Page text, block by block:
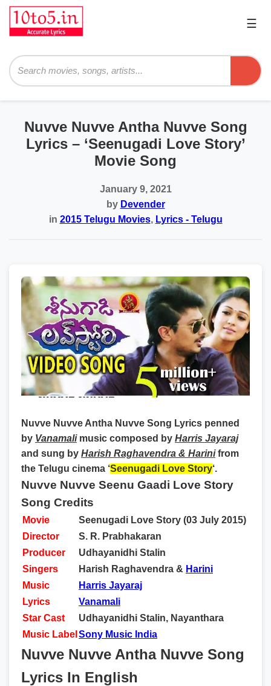
☰
Nuvve Nuvve Antha Nuvve Song
Lyrics – ‘Seenugadi Love Story’
Movie Song
January 9, 2021
by Devender
in 2015 Telugu Movies, Lyrics - Telugu
Nuvve Nuvve Antha Nuvve Song Lyrics penned
by Vanamalimusic composed by Harris Jayaraj
and sung by Harish Raghavendra & Harinifrom
the Telugu cinema ‘Seenugadi Love Story‘.
Nuvve Nuvve Seenu Gaadi Love Story
Song Credits
Movie
Seenugadi Love Story (03 July 2015)
Director
S. R. Prabhakaran
Producer
Udhayanidhi Stalin
Singers
Harish Raghavendra & Harini
Music
Harris Jayaraj
Lyrics
Vanamali
Star Cast
Udhayanidhi Stalin, Nayanthara
Music Label Sony Music India
Nuvve Nuvve Antha Nuvve Song
Lyrics In English